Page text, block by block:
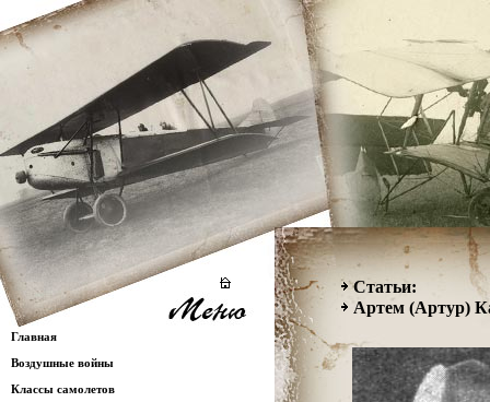
Главная
Воздушные войны
Классы самолетов
Статьи:
Артем (Артур)